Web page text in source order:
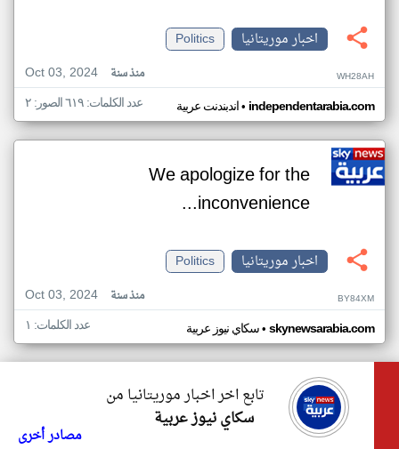
اخبار موريتانيا
Politics
Oct 03, 2024
منذ سنة WH28AH
اندبندنت عربية• independentarabia.com عدد الكلمات: ٦١٩ الصور: ٢
We apologize for the
inconvenience...
اخبار موريتانيا
Politics
Oct 03, 2024
منذ سنة BY84XM
سكاي نيوز عربية• skynewsarabia.com عدد الكلمات: ١
تابع اخر اخبار موريتانيا من
سكاي نيوز عربية
مصادر أخرى